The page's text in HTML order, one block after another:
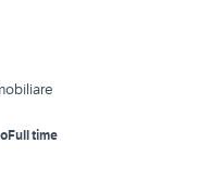
Full time